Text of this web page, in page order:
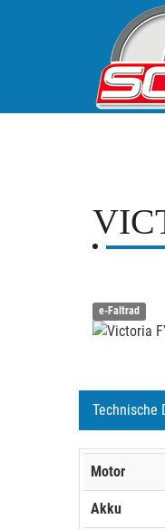
e-Faltrad
Technische
Motor
Akku